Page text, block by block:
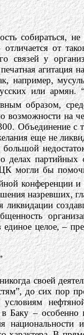
собираться,
от
связей у
агитация
например,
или армян.
образом,
на
Объединение
еще не
делах
ЦК могли бы
конференции
назревших,
целое, –
своей
до сих пор
Баку – особенно